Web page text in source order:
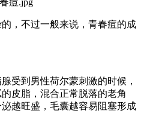
，不过一般来说，青春痘的成
受到男性荷尔蒙刺激的时候，
皮脂，混合正常脱落的老角
越旺盛，毛囊越容易阻塞形成